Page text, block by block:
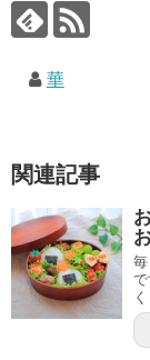
華
関連記事